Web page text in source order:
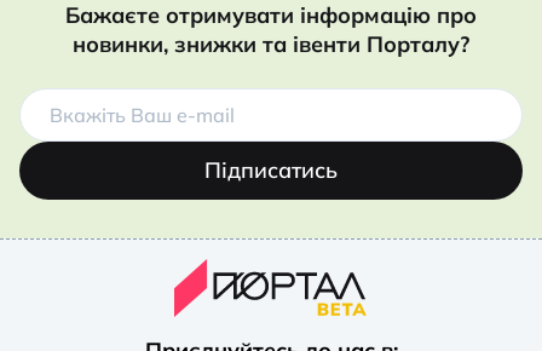
Бажаєте отримувати інформацію про
новинки, знижки та івенти Порталу?
Підписатись